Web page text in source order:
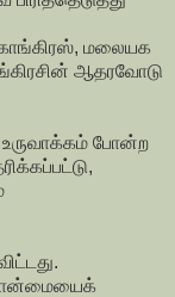
காங்கிரஸ், மலையக
ஆதரவோடு
உருவாக்கம் போன்ற